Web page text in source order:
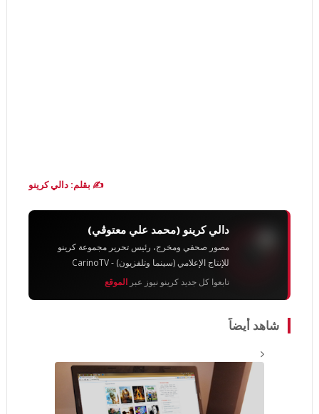
✍️ بقلم: دالي كرينو
دالي كرينو (محمد علي معتوڨي)
مصور صحفي ومخرج، رئيس تحرير مجموعة كرينو
للإنتاج الإعلامي (سينما وتلفزيون) - CarinoTV
تابعوا كل جديد كرينو نيوز عبر الموقع
شاهد أيضاً